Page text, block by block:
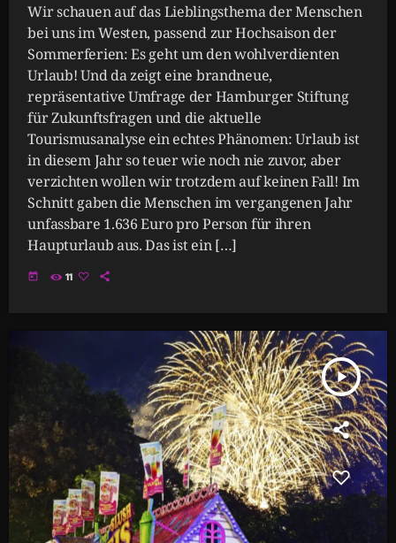
Wir schauen auf das Lieblingsthema der Menschen
bei uns im Westen, passend zur Hochsaison der
Sommerferien: Es geht um den wohlverdienten
Urlaub! Und da zeigt eine brandneue,
repräsentative Umfrage der Hamburger Stiftung
für Zukunftsfragen und die aktuelle
Tourismusanalyse ein echtes Phänomen: Urlaub ist
in diesem Jahr so teuer wie noch nie zuvor, aber
verzichten wollen wir trotzdem auf keinen Fall! Im
Schnitt gaben die Menschen im vergangenen Jahr
unfassbare 1.636 Euro pro Person für ihren
Haupturlaub aus. Das ist ein […]
today 11
play_arrow